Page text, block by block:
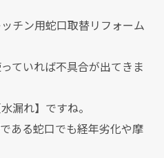
チン用蛇口取替リフォーム
ていれば不具合が出てきま
漏れ】ですね。
ある蛇口でも経年劣化や摩